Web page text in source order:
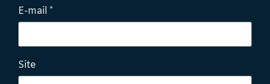
E-mail *
Site